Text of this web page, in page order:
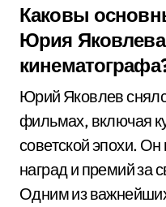
Каковы
Юрия
Юрий Яковлев
фильмах, включая
советской эпохи.
наград и премий за
Одним из